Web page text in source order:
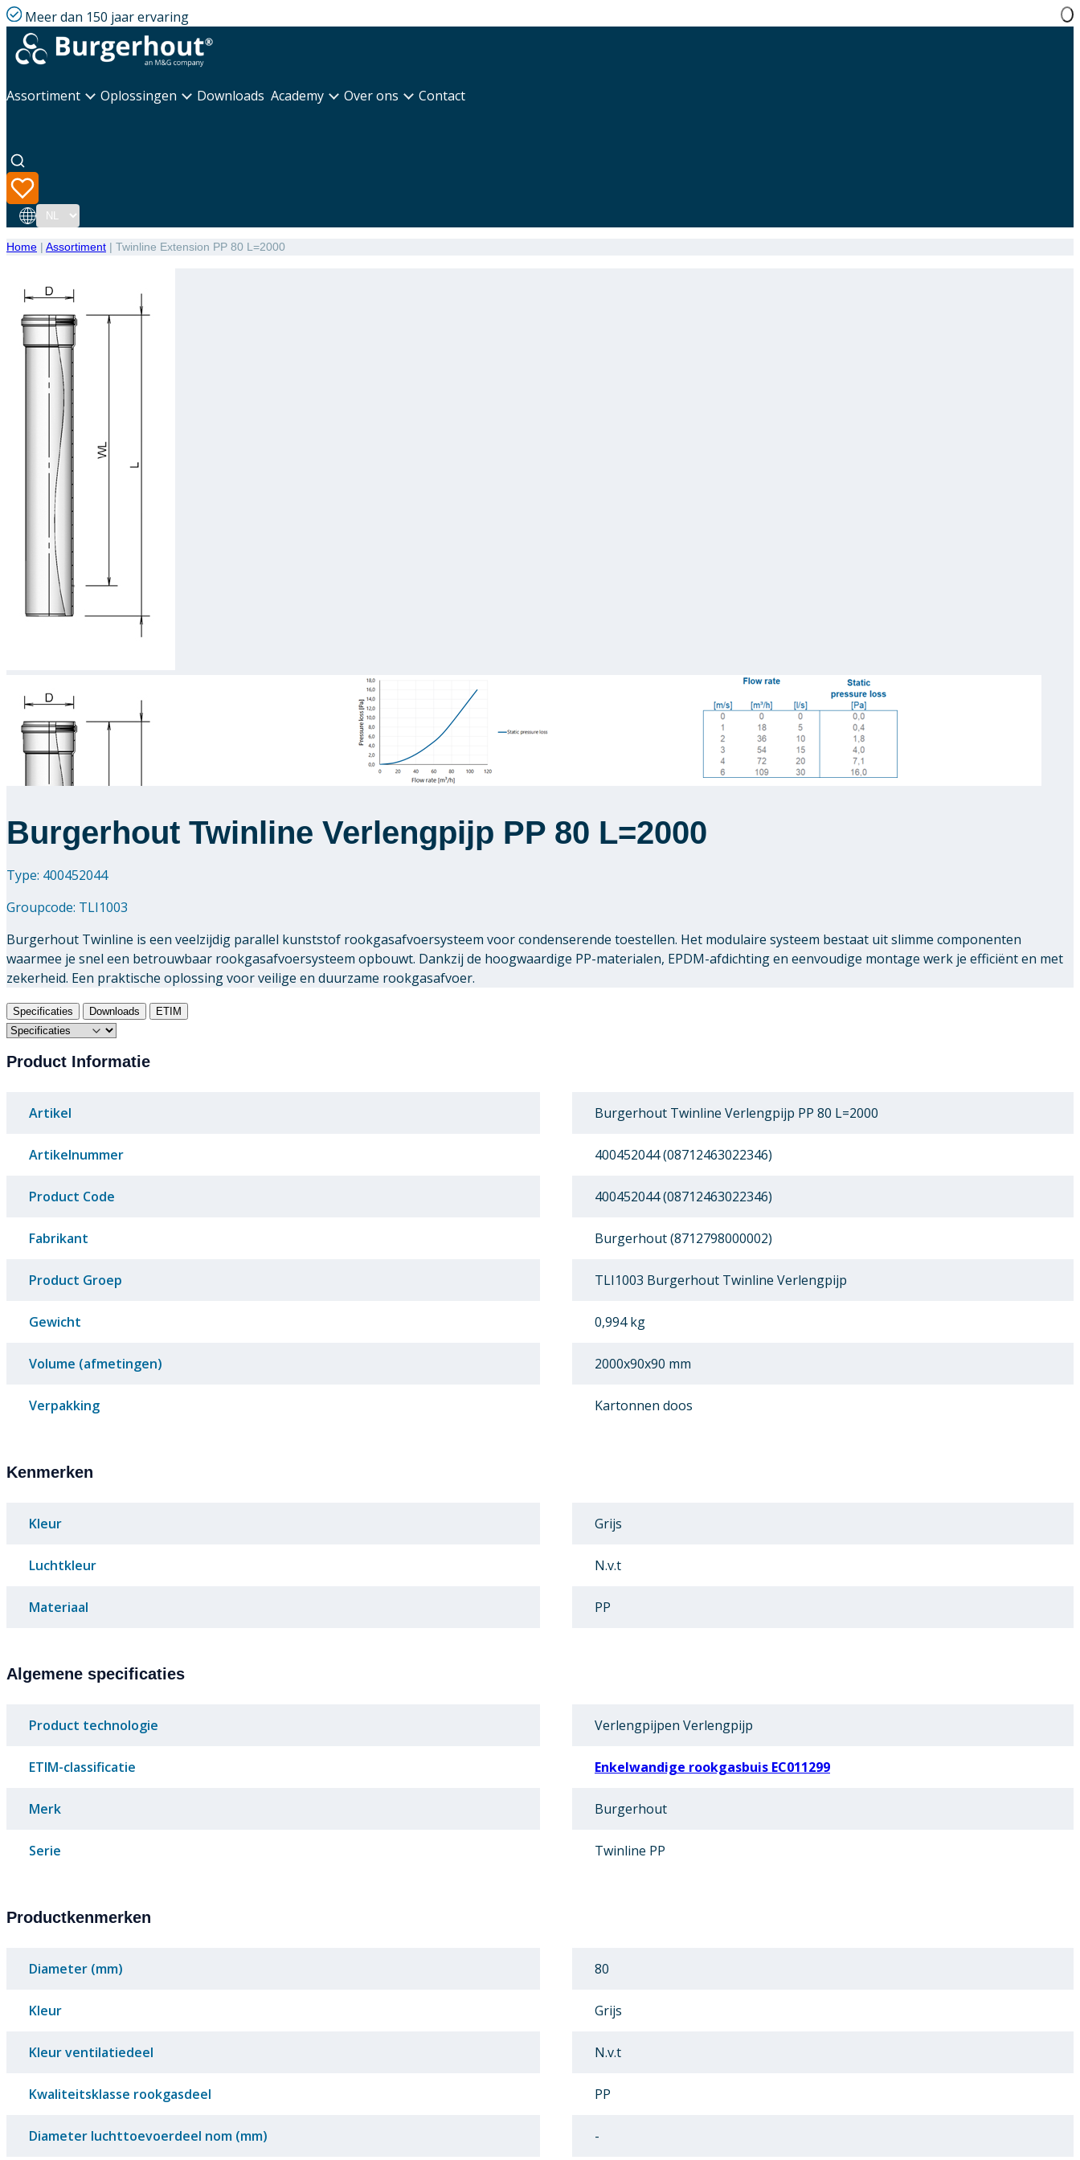
Meer dan 150 jaar ervaring
Assortiment Oplossingen Downloads Academy Over ons Contact
Taal
Home | Assortiment | Twinline Extension PP 80 L=2000
Burgerhout Twinline Verlengpijp PP 80 L=2000
Type: 400452044
Groupcode: TLI1003
Burgerhout Twinline is een veelzijdig parallel kunststof rookgasafvoersysteem voor condenserende toestellen. Het modulaire systeem bestaat uit slimme componenten
waarmee je snel een betrouwbaar rookgasafvoersysteem opbouwt. Dankzij de hoogwaardige PP-materialen, EPDM-afdichting en eenvoudige montage werk je efficiënt en met
zekerheid. Een praktische oplossing voor veilige en duurzame rookgasafvoer.
Specificaties Downloads ETIM
Product Informatie
Artikel Burgerhout Twinline Verlengpijp PP 80 L=2000
Artikelnummer 400452044 (08712463022346)
Product Code 400452044 (08712463022346)
Fabrikant Burgerhout (8712798000002)
Product Groep TLI1003 Burgerhout Twinline Verlengpijp
Gewicht 0,994 kg
Volume (afmetingen) 2000x90x90 mm
Verpakking Kartonnen doos
Kenmerken
Kleur Grijs
Luchtkleur N.v.t
Materiaal PP
Algemene specificaties
Product technologie Verlengpijpen Verlengpijp
ETIM-classificatie Enkelwandige rookgasbuis EC011299
Merk Burgerhout
Serie Twinline PP
Productkenmerken
Diameter (mm) 80
Kleur Grijs
Kleur ventilatiedeel N.v.t
Kwaliteitsklasse rookgasdeel PP
Diameter luchttoevoerdeel nom (mm) -